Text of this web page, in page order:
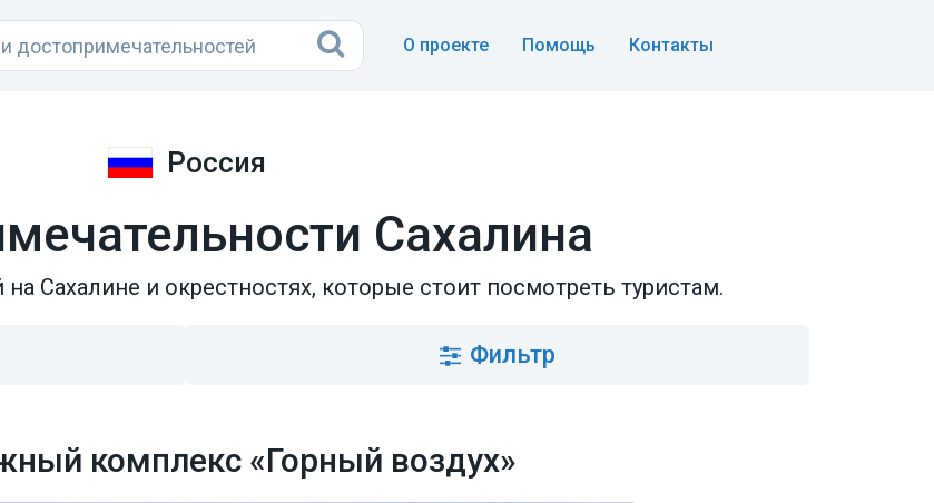
О проекте Помощь Контакты
Россия
Сахалина
Сахалине и окрестностях, которые стоит посмотреть туристам.
Фильтр
комплекс «Горный воздух»